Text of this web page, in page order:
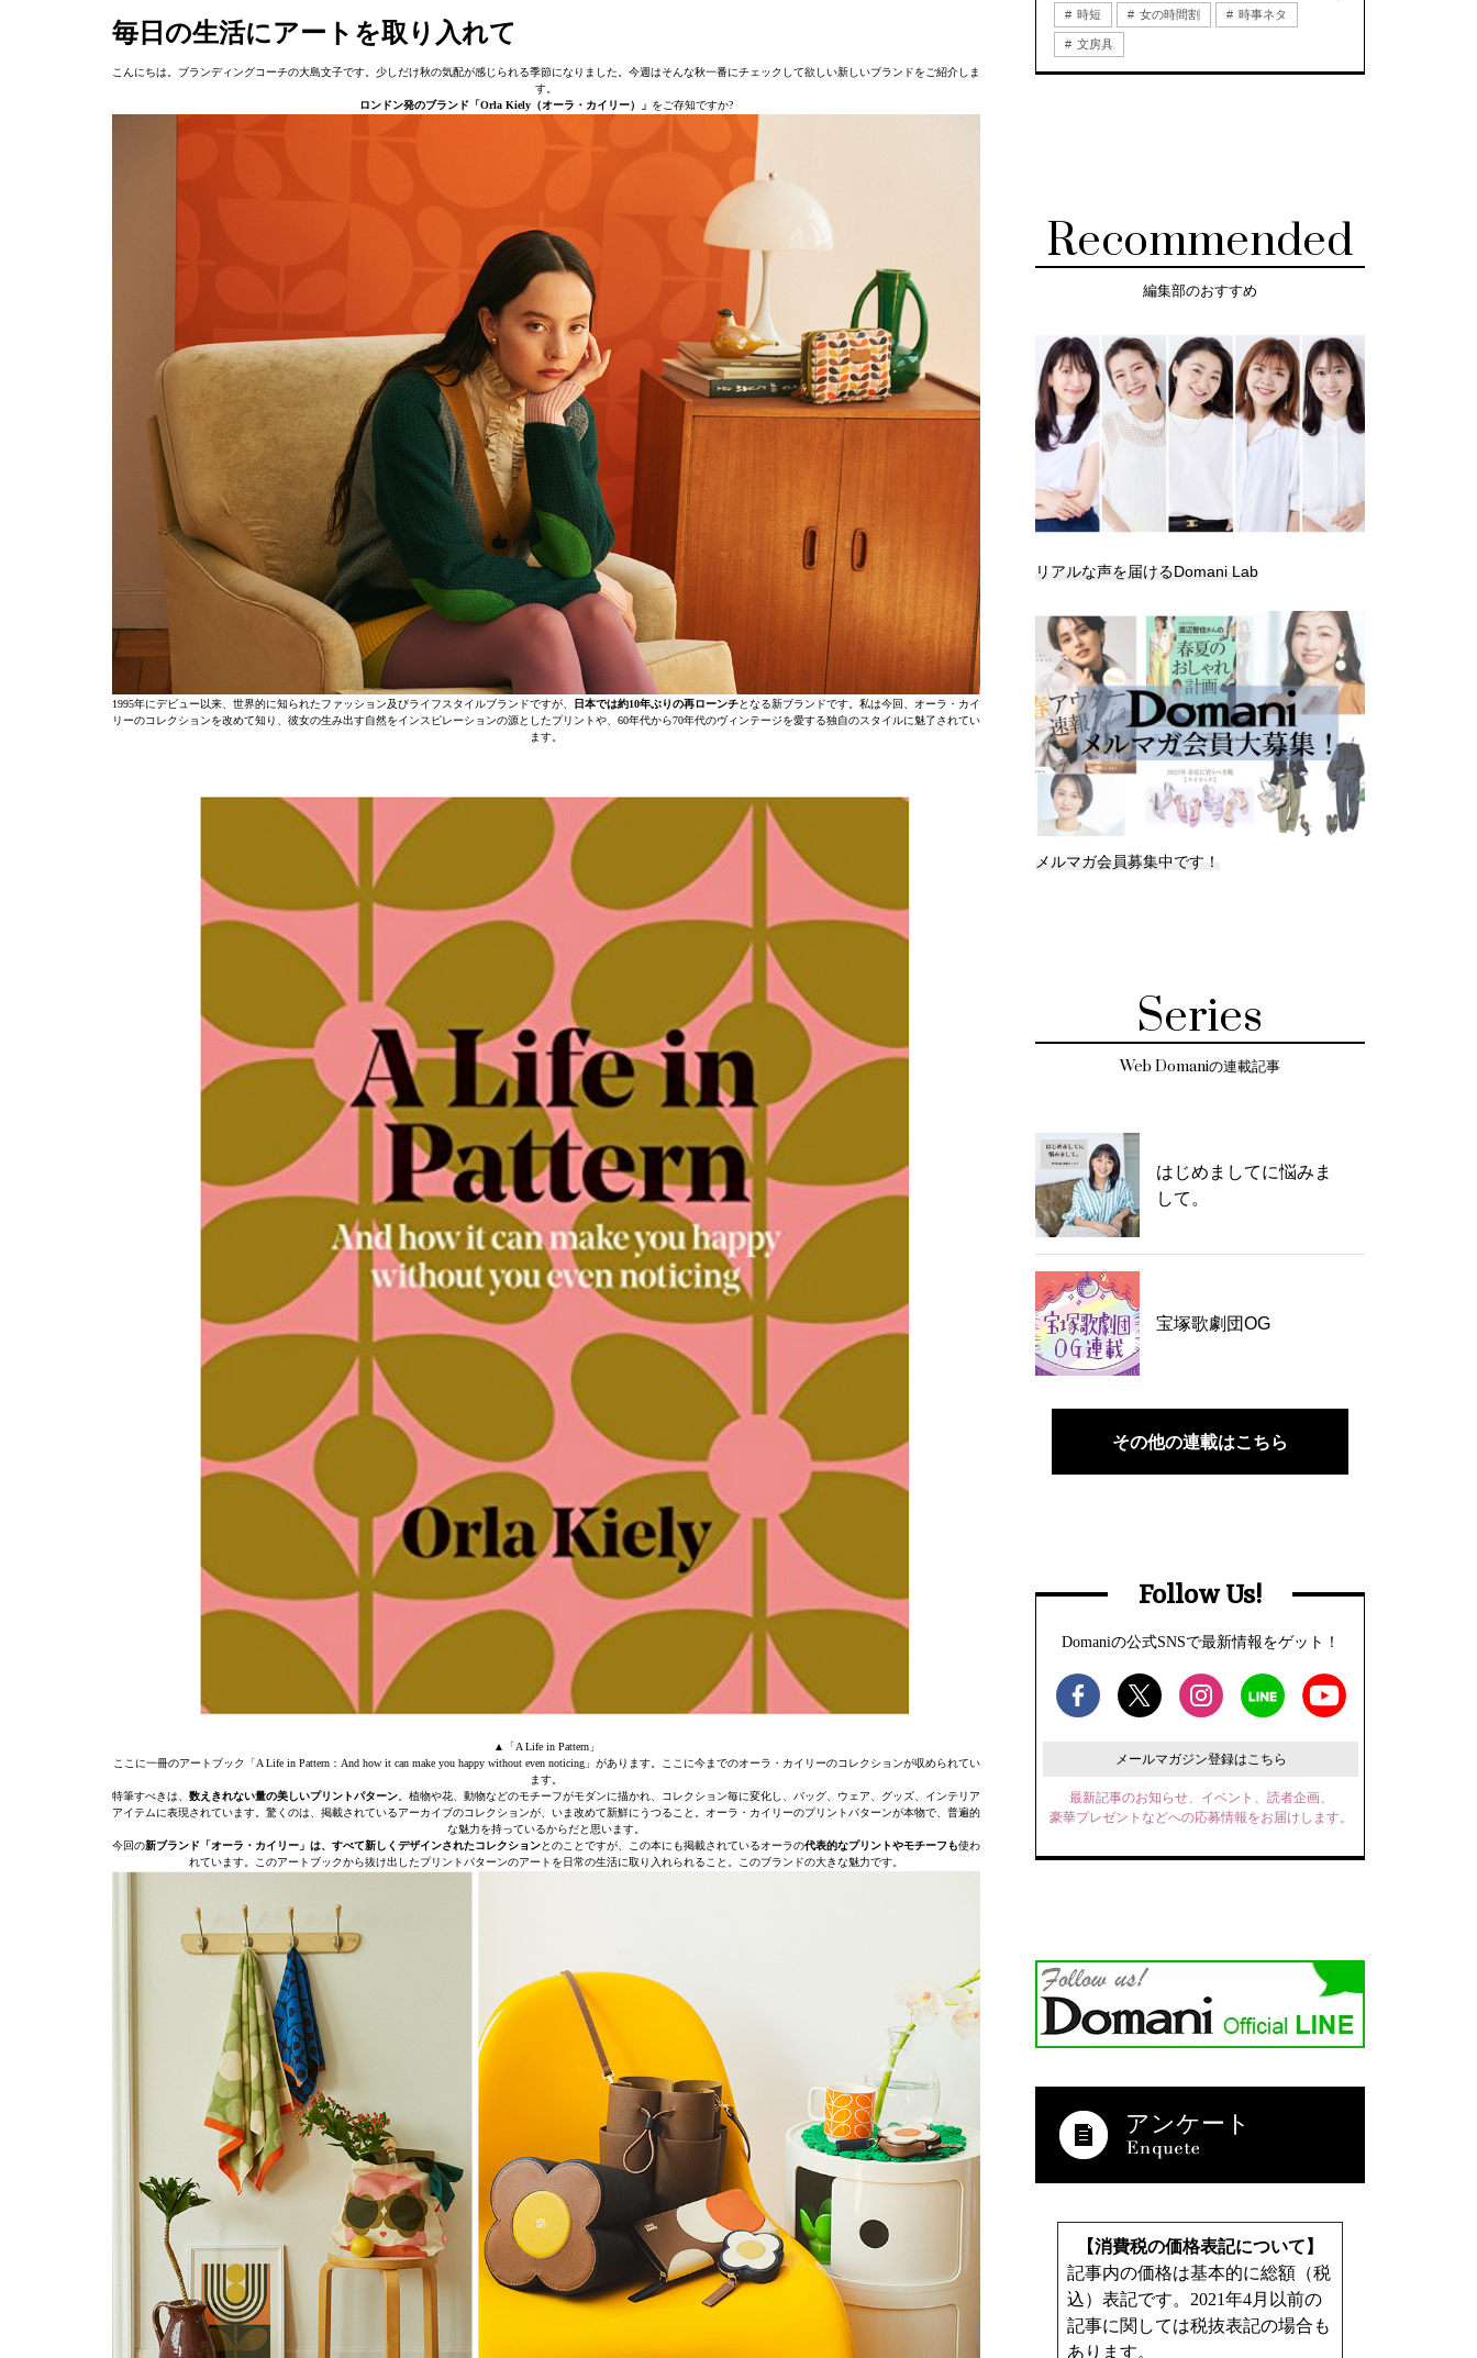
毎日の生活にアートを取り入れて
こんにちは。ブランディングコーチの大島文子です。少しだけ秋の気配が感じられる季節になりました。今週はそんな秋一番にチェックして欲しい新しいブランドをご紹介しま
す。
ロンドン発のブランド「Orla Kiely（オーラ・カイリー）」 をご存知ですか?
1995年にデビュー以来、世界的に知られたファッション及びライフスタイルブランドですが、 日本では約10年ぶりの再ローンチとなる新ブランドです。私は今回、オーラ・カイ
リーのコレクションを改めて知り、彼女の生み出す自然をインスピレーションの源としたプリントや、60年代から70年代のヴィンテージを愛する独自のスタイルに魅了されてい
ます。
▲「A Life in Pattern」
ここに一冊のアートブック「A Life in Pattern：And how it can make you happy without even noticing」があります。ここに今までのオーラ・カイリーのコレクションが収められてい
ます。
特筆すべきは、 数えきれない量の美しいプリントパターン。植物や花、動物などのモチーフがモダンに描かれ、コレクション毎に変化し、バッグ、ウェア、グッズ、インテリア
アイテムに表現されています。驚くのは、掲載されているアーカイブのコレクションが、いま改めて新鮮にうつること。オーラ・カイリーのプリントパターンが本物で、普遍的
な魅力を持っているからだと思います。
今回の新ブランド「オーラ・カイリー」は、すべて新しくデザインされたコレクションとのことですが、この本にも掲載されているオーラの代表的なプリントやモチーフも使わ
れています。このアートブックから抜け出したプリントパターンのアートを日常の生活に取り入れられること。このブランドの大きな魅力です。
時短 女の時間割 時事ネタ
文房具
Recommended
編集部のおすすめ
リアルな声を届けるDomani Lab
メルマガ会員募集中です！
Series
Web Domaniの連載記事
はじめましてに悩みま
して。
宝塚歌劇団OG
その他の連載はこちら
Follow Us!
Domaniの公式SNSで最新情報をゲット！
メールマガジン登録はこちら
最新記事のお知らせ、イベント、読者企画、
豪華プレゼントなどへの応募情報をお届けします。
アンケート
【消費税の価格表記について】
記事内の価格は基本的に総額（税
込）表記です。2021年4月以前の
記事に関しては税抜表記の場合も
あります。